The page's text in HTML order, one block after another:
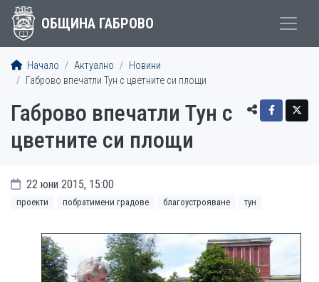
ОБЩИНА ГАБРОВО
Начало Актуално
Новини
Габрово впечатли Тун с цветните си площи
Габрово впечатли Тун с
цветните си площи
22 юни 2015, 15:00
проекти побратимени градове благоустрояване тун